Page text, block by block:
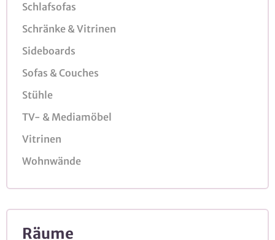
Schlafsofas
Schränke & Vitrinen
Sideboards
Sofas & Couches
Stühle
TV- & Mediamöbel
Vitrinen
Wohnwände
Räume